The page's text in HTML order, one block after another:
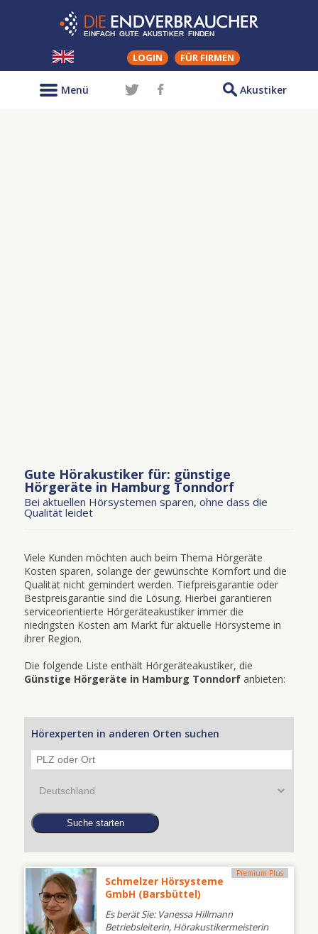
LOGIN FÜR FIRMEN
Akustiker
Menü
Gute Hörakustiker für: günstige
Hörgeräte in Hamburg Tonndorf
Bei aktuellen Hörsystemen sparen, ohne dass die
Qualität leidet
Viele Kunden möchten auch beim Thema Hörgeräte
Kosten sparen, solange der gewünschte Komfort und die
Qualität nicht gemindert werden. Tiefpreisgarantie oder
Bestpreisgarantie sind die Lösung. Hierbei garantieren
serviceorientierte Hörgeräteakustiker immer die
niedrigsten Kosten am Markt für aktuelle Hörsysteme in
ihrer Region.
Die folgende Liste enthält Hörgeräteakustiker, die
Günstige Hörgeräte in Hamburg Tonndorf anbieten:
Hörexperten in anderen Orten suchen
Premium Plus
Schmelzer Hörsysteme
GmbH (Barsbüttel)
Es berät Sie: Vanessa Hillmann
Betriebsleiterin, Hörakustikermeisterin